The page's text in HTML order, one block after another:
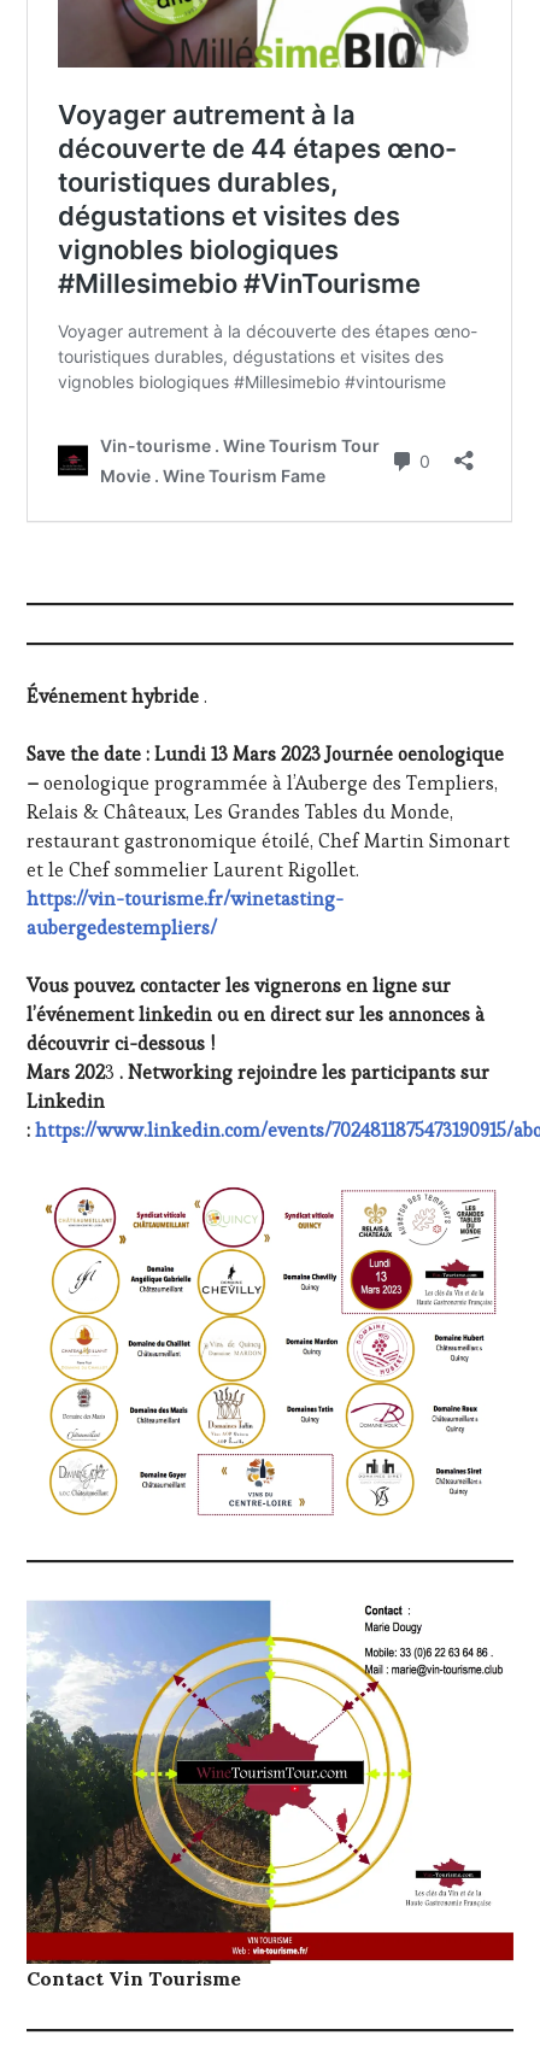
Événement hybride.
Save the date : Lundi 13 Mars 2023 Journée oenologique
–oenologique programmée à l’Auberge des Templiers,
Relais & Châteaux, Les Grandes Tables du Monde,
restaurant gastronomique étoilé, Chef Martin Simonart
et le Chef sommelier Laurent Rigollet.
https://vin-tourisme.fr/winetasting-
aubergedestempliers/
Vous pouvez contacter les vignerons en ligne sur
l’événement linkedin ou en direct sur les annonces à
découvrir ci-dessous !
Mars 2023 . Networking rejoindre les participants sur
Linkedin
:https://www.linkedin.com/events/7024811875473190915/
Contact Vin Tourisme